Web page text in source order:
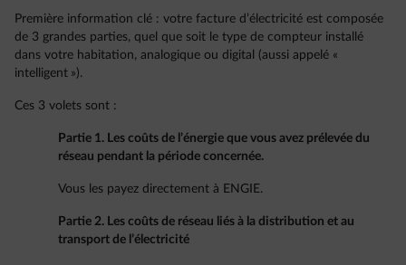
Première information clé : votre facture d’électricité est composée
de 3 grandes parties, quel que soit le type de compteur installé
dans votre habitation, analogique ou digital (aussi appelé «
intelligent »).
Ces 3 volets sont :
Partie 1. Les coûts de l’énergie que vous avez prélevée du
réseau pendant la période concernée.
Vous les payez directement à ENGIE.
Partie 2. Les coûts de réseau liés à la distribution et au
transport de l’électricité